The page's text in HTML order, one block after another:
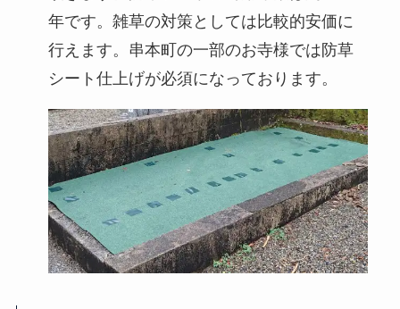
年です。雑草の対策としては比較的安価に
行えます。串本町の一部のお寺様では防草
シート仕上げが必須になっております。